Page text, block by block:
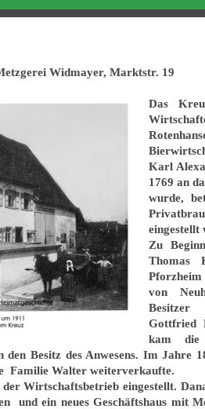
Widmayer, Marktstr. 19
Das
Karl
1769 an
wurde,
eingestellt
Zu
Thomas
von
Besitzer
Gottfried
kam die
Besitz des Anwesens. Im Jahre
Familie Walter weiterverkaufte.
der Wirtschaftsbetrieb eingestellt.
und ein neues Geschäftshaus mit